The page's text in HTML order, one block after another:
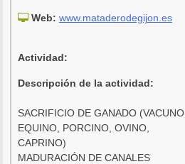
Web: www.mataderodegijon.es
Actividad:
Descripción de la actividad:
SACRIFICIO DE GANADO (VACUNO,
EQUINO, PORCINO, OVINO,
CAPRINO)
MADURACIÓN DE CANALES